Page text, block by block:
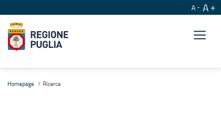
A A
Homepage Ricerca